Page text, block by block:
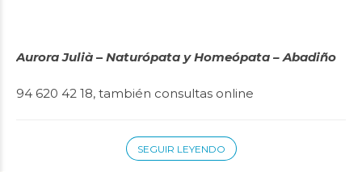
Aurora Julià – Naturópata y Homeópata – Abadiño
94 620 42 18, también consultas online
SEGUIR LEYENDO